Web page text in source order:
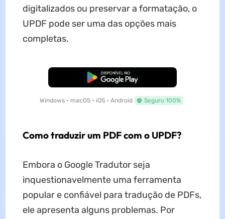
digitalizados ou preservar a formatação, o
UPDF pode ser uma das opções mais
completas.
Baixar Grátis
Windows • macOS • iOS • Android Seguro 100%
Como traduzir um PDF com o UPDF?
Embora o Google Tradutor seja
inquestionavelmente uma ferramenta
popular e confiável para tradução de PDFs,
ele apresenta alguns problemas. Por